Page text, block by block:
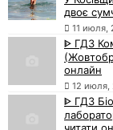
двоє
11 июля,
ᐈ ГДЗ
онлайн
12 июля,
ᐈ ГДЗ